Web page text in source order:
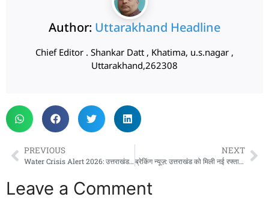
Author: Uttarakhand Headline
Chief Editor . Shankar Datt , Khatima, u.s.nagar ,
Uttarakhand,262308
PREVIOUS
Water Crisis Alert 2026: उत्तराखंड में सूख सकते हैं जल स्रोत, ग्लेशियरों पर बढ़ते खतरे से बढ़ी चिंता
NEXT
ब्रेकिंग न्यूज़: उत्तराखंड को मिली नई रफ्तार, इस एलिवेटेड रोड पर 50 से 80 किमी प्रति घंटे दौड़ेंगे वाहन
Leave a Comment